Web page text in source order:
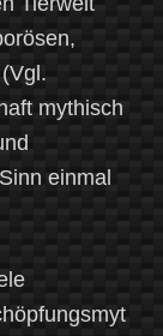
mythisch
einmal